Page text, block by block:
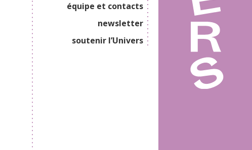
équipe et contacts
newsletter
soutenir l’Univers